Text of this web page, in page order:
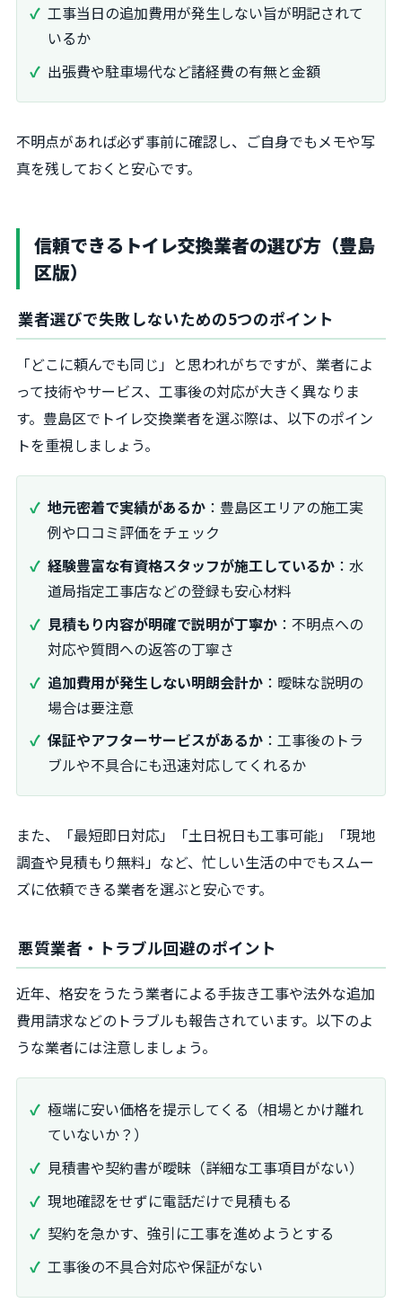
工事当日の追加費用が発生しない旨が明記されて
いるか
出張費や駐車場代など諸経費の有無と金額
不明点があれば必ず事前に確認し、ご自身でもメモや写
真を残しておくと安心です。
信頼できるトイレ交換業者の選び方（豊島
区版）
業者選びで失敗しないための5つのポイント
「どこに頼んでも同じ」と思われがちですが、業者によ
って技術やサービス、工事後の対応が大きく異なりま
す。豊島区でトイレ交換業者を選ぶ際は、以下のポイン
トを重視しましょう。
地元密着で実績があるか ：豊島区エリアの施工実
例や口コミ評価をチェック
経験豊富な有資格スタッフが施工しているか ：水
道局指定工事店などの登録も安心材料
見積もり内容が明確で説明が丁寧か ：不明点への
対応や質問への返答の丁寧さ
追加費用が発生しない明朗会計か ：曖昧な説明の
場合は要注意
保証やアフターサービスがあるか ：工事後のトラ
ブルや不具合にも迅速対応してくれるか
また、「最短即日対応」「土日祝日も工事可能」「現地
調査や見積もり無料」など、忙しい生活の中でもスムー
ズに依頼できる業者を選ぶと安心です。
悪質業者・トラブル回避のポイント
近年、格安をうたう業者による手抜き工事や法外な追加
費用請求などのトラブルも報告されています。以下のよ
うな業者には注意しましょう。
極端に安い価格を提示してくる（相場とかけ離れ
ていないか？）
見積書や契約書が曖昧（詳細な工事項目がない）
現地確認をせずに電話だけで見積もる
契約を急かす、強引に工事を進めようとする
工事後の不具合対応や保証がない